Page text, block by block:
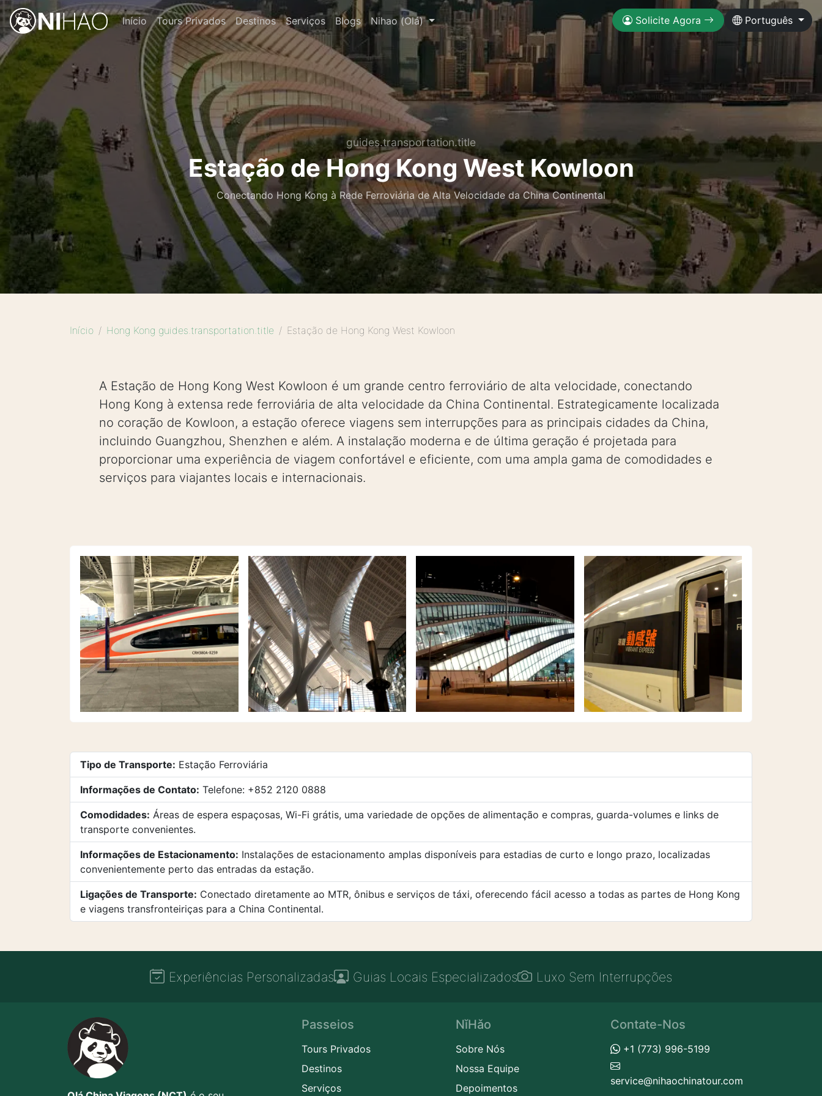
Início Tours Privados Destinos Serviços Blogs Nihao (Olá) Solicite Agora Português
guides.transportation.title
Estação de Hong Kong West Kowloon
Conectando Hong Kong à Rede Ferroviária de Alta Velocidade da China Continental
Início Hong Kong guides.transportation.title Estação de Hong Kong West Kowloon
A Estação de Hong Kong West Kowloon é um grande centro ferroviário de alta velocidade, conectando
Hong Kong à extensa rede ferroviária de alta velocidade da China Continental. Estrategicamente localizada
no coração de Kowloon, a estação oferece viagens sem interrupções para as principais cidades da China,
incluindo Guangzhou, Shenzhen e além. A instalação moderna e de última geração é projetada para
proporcionar uma experiência de viagem confortável e eficiente, com uma ampla gama de comodidades e
serviços para viajantes locais e internacionais.
Tipo de Transporte: Estação Ferroviária
Informações de Contato: Telefone: +852 2120 0888
Comodidades: Áreas de espera espaçosas, Wi-Fi grátis, uma variedade de opções de alimentação e compras, guarda-volumes e links de
transporte convenientes.
Informações de Estacionamento: Instalações de estacionamento amplas disponíveis para estadias de curto e longo prazo, localizadas
convenientemente perto das entradas da estação.
Ligações de Transporte: Conectado diretamente ao MTR, ônibus e serviços de táxi, oferecendo fácil acesso a todas as partes de Hong Kong
e viagens transfronteiriças para a China Continental.
Experiências Personalizadas Guias Locais Especializados Luxo Sem Interrupções
Passeios
Tours Privados
Destinos
Serviços
NǐHǎo
Sobre Nós
Nossa Equipe
Depoimentos
Contate-Nos
+1 (773) 996-5199
service@nihaochinatour.com